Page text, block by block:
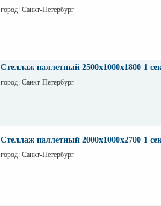
город: Санкт-Петербург
Стеллаж паллетный 2500х1000х1800 1
город: Санкт-Петербург
Стеллаж паллетный 2000х1000х2700 1
город: Санкт-Петербург